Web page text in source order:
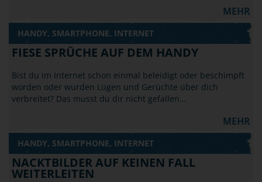
MEHR
HANDY, SMARTPHONE, INTERNET
FIESE SPRÜCHE AUF DEM HANDY
Bist du im Internet schon einmal beleidigt oder beschimpft
worden oder wurden Lügen und Gerüchte über dich
verbreitet? Das musst du dir nicht gefallen…
MEHR
HANDY, SMARTPHONE, INTERNET
NACKTBILDER AUF KEINEN FALL
WEITERLEITEN